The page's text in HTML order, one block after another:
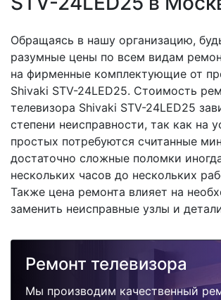
Обращаясь в нашу организацию,
разумные цены по всем видам
на фирменные комплектующие от
Shivaki STV-24LED25. Стоимость
телевизора Shivaki STV-24LED25
степени неисправности, так как на
простых потребуются считанные
достаточно сложные поломки
нескольких часов до нескольких
Также цена ремонта влияет на
заменить неисправные узлы и
Ремонт телевизора
Мы производим качественный